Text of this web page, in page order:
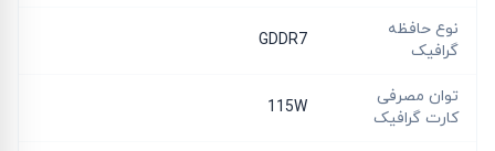
نوع حافظه
گرافیک
GDDR7
توان مصرفی
کارت گرافیک
115W